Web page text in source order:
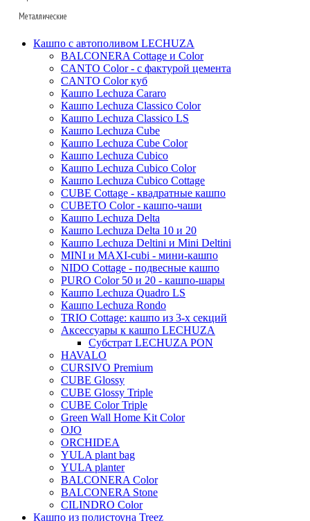
Oceana
Fibrics
Pottery pots
Bohemian
Luca lifestyle
Marrone
Ter steege
Van der leeden
Baskets
Polystone
Metallic
Oceana
Colour me
Luxe lite
Polystone coated
Raindrop
Vertical rib
Vogue
Capi
Nature rib
Nature row
Lux heraldry
Lux terrazzo
Fleur ami
Livingreen
Pottery pots
Oyster
Refined
Cement
Essential
Natural
Platinum
Refined retro
Ridged
Rough
Stone
Luca lifestyle
Argento
Grigio
Struttura
Private label
Blend
White label
Polycube
Twist
Ter steege
Sebas
Dian
Unique
Static
Baq
КЕРАМИЧЕСКИЕ_BAQ
Fusion
Fleur ami
Den daas
Terra cotta
КЕРАМИЧЕСКИЕ_DEN DAAS
Terra cotta
Ter steege
Mystic
Amora
Cresta
Esra
Manon
Ryan
Suze
Lindy
Karlijn
Moda
Pure
Private label
Laos
Beauty
Plain
Xclusive gardens
Металлические
Baq
Oceana
Superline
Alure
Conica
Standaard
Trend
Cortenstyle
Stiel
Ter steege
Кашпо с автополивом LECHUZA
BALCONERA Cottage и Color
CANTO Color - с фактурой цемента
CANTO Color куб
Кашпо Lechuza Cararo
Кашпо Lechuza Classico Color
Кашпо Lechuza Classico LS
Кашпо Lechuza Cube
Кашпо Lechuza Cube Color
Кашпо Lechuza Cubico
Кашпо Lechuza Cubico Color
Кашпо Lechuza Cubico Cottage
CUBE Cottage - квадратные кашпо
CUBETO Color - кашпо-чаши
Кашпо Lechuza Delta
Кашпо Lechuza Delta 10 и 20
Кашпо Lechuza Deltini и Mini Deltini
MINI и MAXI-cubi - мини-кашпо
NIDO Cottage - подвесные кашпо
PURO Color 50 и 20 - кашпо-шары
Кашпо Lechuza Quadro LS
Кашпо Lechuza Rondo
TRIO Cottage: кашпо из 3-х секций
Аксессуары к кашпо LECHUZA
Субстрат LECHUZA PON
HAVALO
CURSIVO Premium
CUBE Glossy
CUBE Glossy Triple
CUBE Color Triple
Green Wall Home Kit Color
OJO
ORCHIDEA
YULA plant bag
YULA planter
BALCONERA Color
BALCONERA Stone
CILINDRO Color
Кашпо из полистоуна Treez